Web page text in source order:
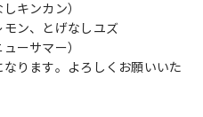
キンカン）
ン、とげなしユズ
ーサマー）
す。よろしくお願いいた